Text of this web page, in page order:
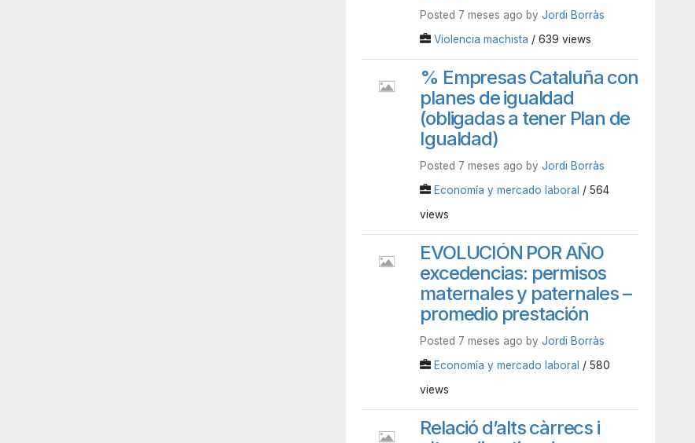
Posted 7 meses ago byJordi Borràs
Violencia machista / 639 views
% Empresas Cataluña con
planes de igualdad
(obligadas a tener Plan de
Igualdad)
Posted 7 meses ago byJordi Borràs
Economía y mercado laboral / 564
views
EVOLUCIÓN POR AÑO
excedencias: permisos
maternales y paternales –
promedio prestación
Posted 7 meses ago byJordi Borràs
Economía y mercado laboral / 580
views
Relació d’alts càrrecs i